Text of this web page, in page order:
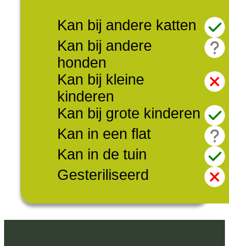
Kan bij andere katten
Kan bij andere
honden
Kan bij kleine
kinderen
Kan bij grote kinderen
Kan in een flat
Kan in de tuin
Gesteriliseerd